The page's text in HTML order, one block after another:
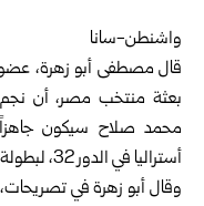
واشنطن-سانا
قال مصطفى أبو زهرة، عضو
بعثة منتخب مصر، أن نجم
محمد صلاح سيكون جاهزاً
أستراليا في الدور 32، لبطولة كأس العالم 2026.
وقال أبو زهرة في